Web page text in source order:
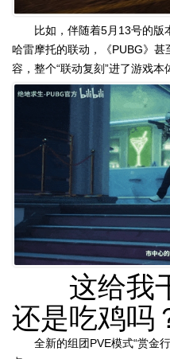
比如，伴随着5月13号的
哈雷摩托的联动，《PUBG》甚
容，整个“联动复刻”进了游戏本
这给我
还是吃鸡吗
全新的组团PVE模式“赏金